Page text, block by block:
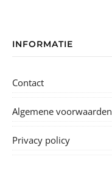
INFORMATIE
Contact
Algemene voorwaarden
Privacy policy